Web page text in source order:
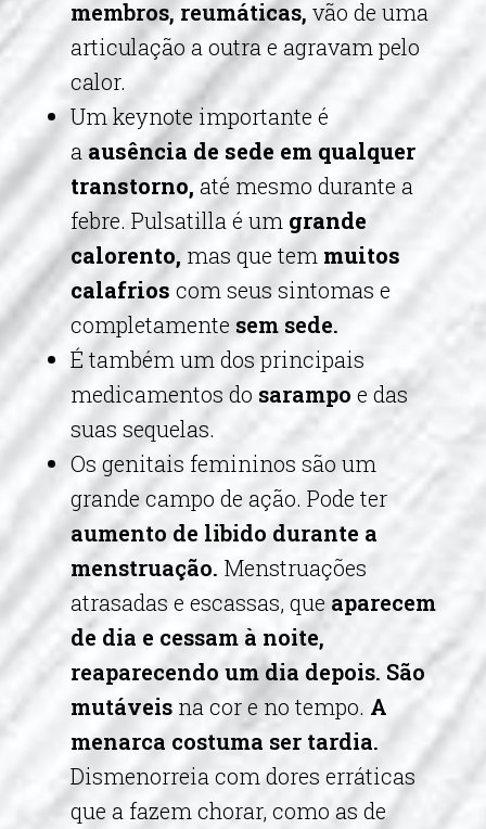
membros, reumáticas, vão de uma
articulação a outra e agravam pelo
calor.
Um keynote importante é
a ausência de sede em qualquer
transtorno,até mesmo durante a
febre. Pulsatilla é um grande
calorento, mas que tem muitos
calafrios com seus sintomas e
completamente sem sede.
É também um dos principais
medicamentos do sarampo e das
suas sequelas.
Os genitais femininos são um
grande campo de ação. Pode ter
aumento de libido durante a
menstruação. Menstruações
atrasadas e escassas, que aparecem
de dia e cessam à noite,
reaparecendo um dia depois. São
mutáveis na cor e no tempo. A
menarca costuma ser tardia.
Dismenorreia com dores erráticas
que a fazem chorar, como as de